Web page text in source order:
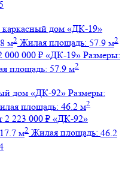
5
каркасный дом «ДК-19»
м2 Жилая площадь: 57.9 м2
000 000 ₽ «ДК-19» Размеры:
площадь: 57.9 м2
дом «ДК-92» Размеры:
площадь: 46.2 м2
2 223 000 ₽ «ДК-92»
м2 Жилая площадь: 46.2